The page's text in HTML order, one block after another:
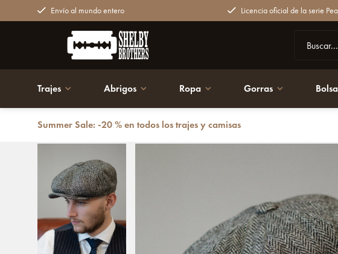
Envío al mundo entero Licencia oficial de la serie
Trajes Abrigos Ropa Gorras
Summer Sale: -20 % en todos los trajes y camisas
Volver atrás Gorra Newsboy | Harris Tweed | 8-panels | Gris